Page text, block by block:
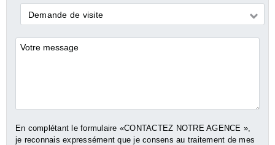
Demande
*
Demande de visite
Commentaires
En complétant le formulaire «CONTACTEZ NOTRE AGENCE »,
je reconnais expressément que je consens au traitement de mes